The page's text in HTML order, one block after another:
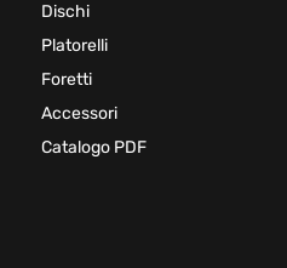
Dischi
Platorelli
Foretti
Accessori
Catalogo PDF